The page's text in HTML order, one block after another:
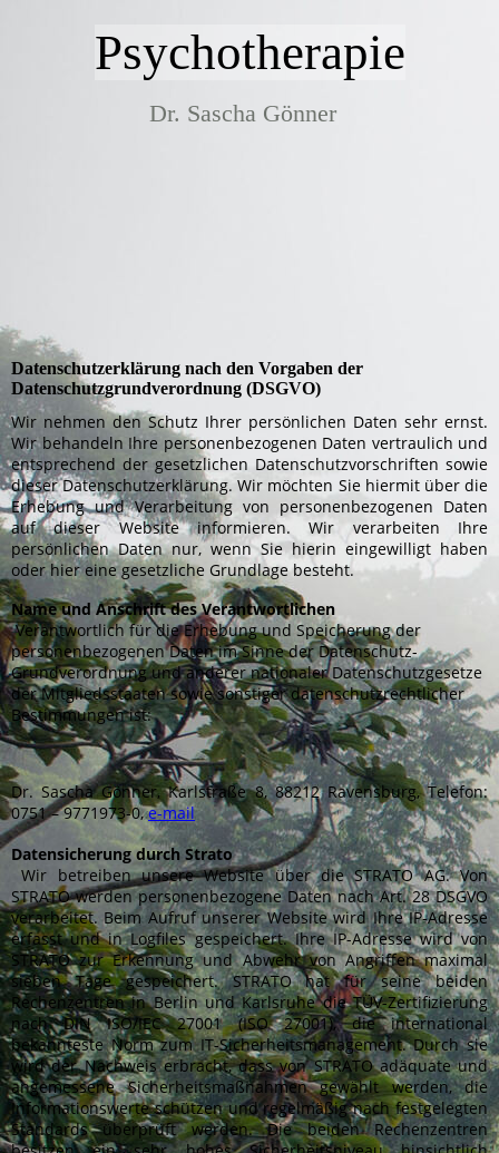
Psychotherapie
Dr. Sascha Gönner
Datenschutzerklärung nach den Vorgaben der
Datenschutzgrundverordnung (DSGVO)
Wir nehmen den Schutz Ihrer persönlichen Daten sehr ernst.
Wir behandeln Ihre personenbezogenen Daten vertraulich und
entsprechend der gesetzlichen Datenschutzvorschriften sowie
dieser Datenschutzerklärung. Wir möchten Sie hiermit über die
Erhebung und Verarbeitung von personenbezogenen Daten
auf dieser Website informieren. Wir verarbeiten Ihre
persönlichen Daten nur, wenn Sie hierin eingewilligt haben
oder hier eine gesetzliche Grundlage besteht.
Name und Anschrift des Verantwortlichen
Verantwortlich für die Erhebung und Speicherung der
personenbezogenen Daten im Sinne der Datenschutz-
Grundverordnung und anderer nationaler Datenschutzgesetze
der Mitgliedsstaaten sowie sonstiger datenschutzrechtlicher
Bestimmungen ist:
Dr. Sascha Gönner, Karlstraße 8, 88212 Ravensburg, Telefon:
0751 – 9771973-0,e-mail
Datensicherung durch Strato
Wir betreiben unsere Website über die STRATO AG. Von
STRATO werden personenbezogene Daten nach Art. 28 DSGVO
verarbeitet. Beim Aufruf unserer Website wird Ihre IP-Adresse
erfasst und in Logfiles gespeichert. Ihre IP-Adresse wird von
STRATO zur Erkennung und Abwehr von Angriffen maximal
sieben Tage gespeichert. STRATO hat für seine beiden
Rechenzentren in Berlin und Karlsruhe die TÜV-Zertifizierung
nach DIN ISO/IEC 27001 (ISO 27001), die international
bekannteste Norm zum IT-Sicherheitsmanagement. Durch sie
wird der Nachweis erbracht, dass von STRATO adäquate und
angemessene Sicherheitsmaßnahmen gewählt werden, die
Informationswerte schützen und regelmäßig nach festgelegten
Standards überprüft werden. Die beiden Rechenzentren